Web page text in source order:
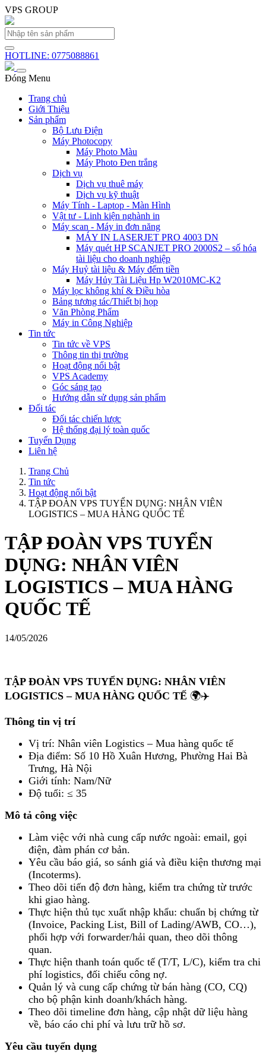
VPS GROUP
HOTLINE: 0775088861
Đóng Menu
Trang chủ
Giới Thiệu
Sản phẩm
Bộ Lưu Điện
Máy Photocopy
Máy Photo Màu
Máy Photo Đen trắng
Dịch vụ
Dịch vụ thuê máy
Dịch vụ kỹ thuật
Máy Tính - Laptop - Màn Hình
Vật tư - Linh kiện nghành in
Máy scan - Máy in đơn năng
MÁY IN LASERJET PRO 4003 DN
Máy quét HP SCANJET PRO 2000S2 – số hóa
tài liệu cho doanh nghiệp
Máy Huỷ tài liệu & Máy đếm tiền
Máy Hủy Tài Liệu Hp W2010MC-K2
Máy lọc không khí & Điều hòa
Bảng tương tác/Thiết bị họp
Văn Phòng Phẩm
Máy in Công Nghiệp
Tin tức
Tin tức về VPS
Thông tin thị trường
Hoạt động nổi bật
VPS Academy
Góc sáng tạo
Hướng dẫn sử dụng sản phẩm
Đối tác
Đối tác chiến lược
Hệ thống đại lý toàn quốc
Tuyển Dụng
Liên hệ
Trang Chủ
Tin tức
Hoạt động nổi bật
TẬP ĐOÀN VPS TUYỂN DỤNG: NHÂN VIÊN
LOGISTICS – MUA HÀNG QUỐC TẾ
TẬP ĐOÀN VPS TUYỂN
DỤNG: NHÂN VIÊN
LOGISTICS – MUA HÀNG
QUỐC TẾ
14/05/2026
TẬP ĐOÀN VPS TUYỂN DỤNG: NHÂN VIÊN
LOGISTICS – MUA HÀNG QUỐC TẾ 🌍✈️
Thông tin vị trí
Vị trí: Nhân viên Logistics – Mua hàng quốc tế
Địa điểm: Số 10 Hồ Xuân Hương, Phường Hai Bà
Trưng, Hà Nội
Giới tính: Nam/Nữ
Độ tuổi: ≤ 35
Mô tả công việc
Làm việc với nhà cung cấp nước ngoài: email, gọi
điện, đàm phán cơ bản.
Yêu cầu báo giá, so sánh giá và điều kiện thương mại
(Incoterms).
Theo dõi tiến độ đơn hàng, kiểm tra chứng từ trước
khi giao hàng.
Thực hiện thủ tục xuất nhập khẩu: chuẩn bị chứng từ
(Invoice, Packing List, Bill of Lading/AWB, CO…),
phối hợp với forwarder/hải quan, theo dõi thông
quan.
Thực hiện thanh toán quốc tế (T/T, L/C), kiểm tra chi
phí logistics, đối chiếu công nợ.
Quản lý và cung cấp chứng từ bán hàng (CO, CQ)
cho bộ phận kinh doanh/khách hàng.
Theo dõi timeline đơn hàng, cập nhật dữ liệu hàng
về, báo cáo chi phí và lưu trữ hồ sơ.
Yêu cầu tuyển dụng